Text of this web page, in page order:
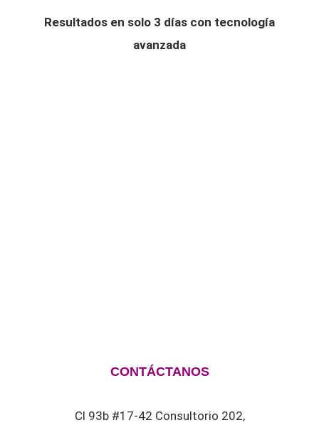
Resultados en solo 3 días con tecnología
avanzada
CONTÁCTANOS
Cl 93b #17-42 Consultorio 202,